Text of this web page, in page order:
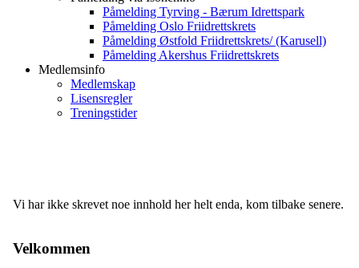
Påmelding Tyrving - Bærum Idrettspark
Påmelding Oslo Friidrettskrets
Påmelding Østfold Friidrettskrets/ (Karusell)
Påmelding Akershus Friidrettskrets
Medlemsinfo
Medlemskap
Lisensregler
Treningstider
Vi har ikke skrevet noe innhold her helt enda, kom tilbake senere.
Velkommen